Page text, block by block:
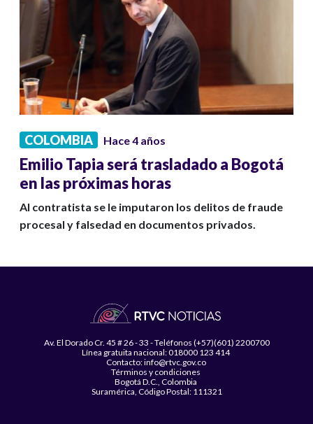
COLOMBIA Hace 4 años
Emilio Tapia será trasladado a Bogotá
en las próximas horas
Al contratista se le imputaron los delitos de fraude
procesal y falsedad en documentos privados.
Av. El Dorado Cr. 45 # 26 - 33 - Teléfonos (+57)(601) 2200700
Línea gratuita nacional: 018000 123 414
Contacto: info@rtvc.gov.co
Términos y condiciones
Bogotá D.C., Colombia
Suramérica, Código Postal: 111321